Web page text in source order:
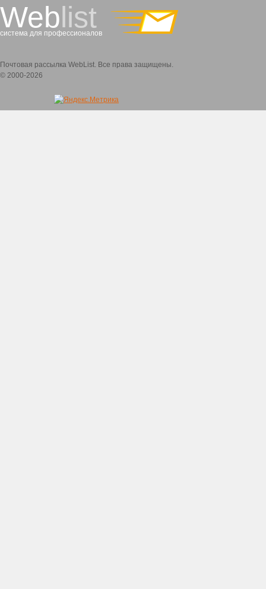
Weblist
система для профессионалов
Почтовая рассылка WebList. Все права защищены.
© 2000-2026